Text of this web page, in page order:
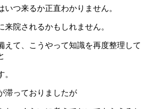
いつ来るか正直わかりません。
来院されるかもしれません。
えて、こうやって知識を再度整理して
滞っておりましたが